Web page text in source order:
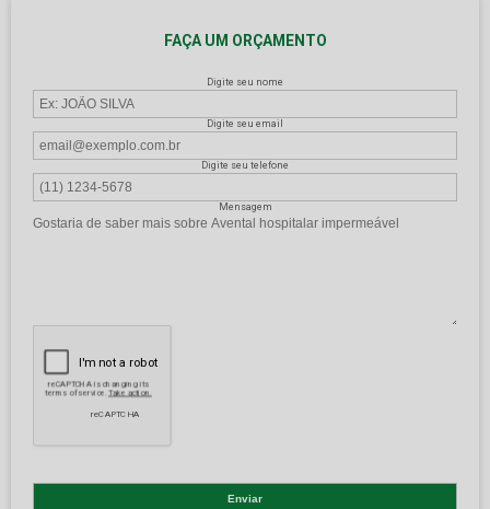
FAÇA UM ORÇAMENTO
Digite seu nome
Digite seu email
Digite seu telefone
Mensagem